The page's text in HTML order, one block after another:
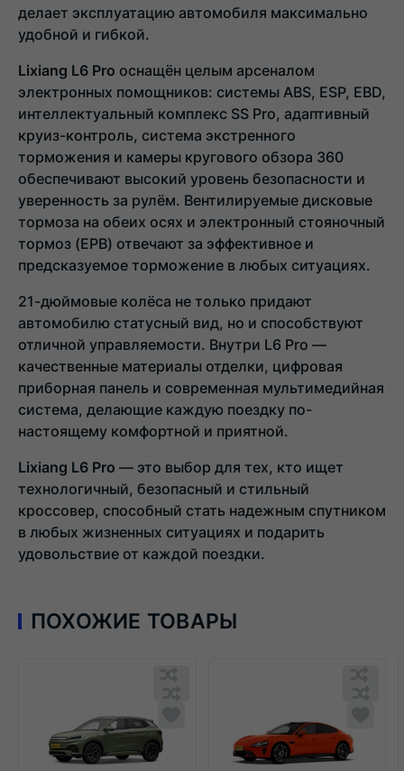
делает эксплуатацию автомобиля максимально
удобной и гибкой.
Lixiang L6 Pro оснащён целым арсеналом
электронных помощников: системы ABS, ESP, EBD,
интеллектуальный комплекс SS Pro, адаптивный
круиз-контроль, система экстренного
торможения и камеры кругового обзора 360
обеспечивают высокий уровень безопасности и
уверенность за рулём. Вентилируемые дисковые
тормоза на обеих осях и электронный стояночный
тормоз (EPB) отвечают за эффективное и
предсказуемое торможение в любых ситуациях.
21-дюймовые колёса не только придают
автомобилю статусный вид, но и способствуют
отличной управляемости. Внутри L6 Pro —
качественные материалы отделки, цифровая
приборная панель и современная мультимедийная
система, делающие каждую поездку по-
настоящему комфортной и приятной.
Lixiang L6 Pro — это выбор для тех, кто ищет
технологичный, безопасный и стильный
кроссовер, способный стать надежным спутником
в любых жизненных ситуациях и подарить
удовольствие от каждой поездки.
ПОХОЖИЕ ТОВАРЫ
сравнения